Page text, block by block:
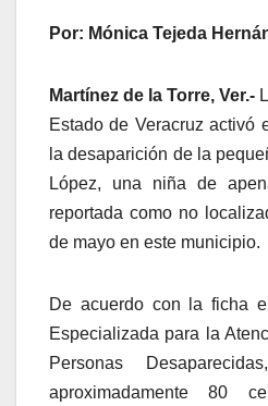
Por: Mónica Tejeda
Martínez de la Torre, Ver.-
Estado de Veracruz activó
la desaparición de la
López, una niña de
reportada como no
de mayo en este municipio.
De acuerdo con la ficha
Especializada para la
Personas
aproximadamente 80